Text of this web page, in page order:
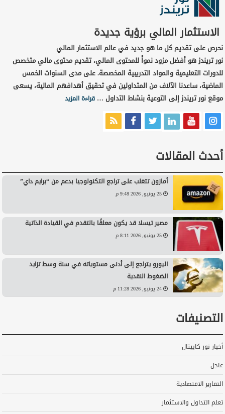
الاستثمار المالي برؤية جديدة
نحرص على تقديم كل ما هو جديد في عالم الاستثمار المالي
نور تريندز هو أفضل مزود نمواً للمحتوى المالي، تقديم محتوى مالي متخصص
للدورات التعليمية والمواد التدريبية المخصصة. على مدى السنوات الخمس
الماضية، ساعدنا الآلاف من المتداولين في تحقيق أهدافهم المالية، يسعى
موقع نور تريندز إلى التوعية بنشاط التداول …قراءة المزيد
أحدث المقالات
أمازون تتغلب على تراجع التكنولوجيا بدعم من “برايم داي”
25 يونيو, 2026 9:48 م
مصير تيسلا قد يكون معلقًا بالتقدم في القيادة الذاتية
25 يونيو, 2026 8:11 م
اليورو يتراجع إلى أدنى مستوياته في سنة وسط تزايد
الضغوط النقدية
24 يونيو, 2026 11:28 م
التصنيفات
أخبار نور كابيتال
عاجل
التقارير الاقتصادية
تعلم التداول والاستثمار